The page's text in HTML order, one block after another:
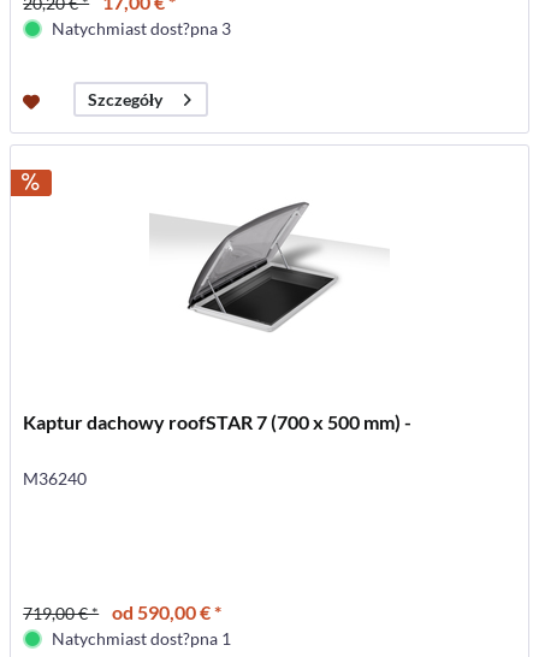
Natychmiast dost?pna 3
Szczegóły
Kaptur dachowy roofSTAR 7 (700 x 500 mm) -
M36240
719,00 € * od 590,00 € *
Natychmiast dost?pna 1